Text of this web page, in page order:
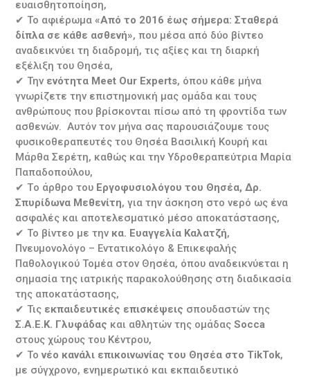
ευαισθητοποίηση,
✔ Το αφιέρωμα«Από το 2016 έως σήμερα: Σταθερά
δίπλα σε κάθε ασθενή», που μέσα από δύο βίντεο
αναδεικνύει τη διαδρομή, τις αξίες και τη διαρκή
εξέλιξη του Θησέα,
✔ Την ενότητα Meet Our Experts, όπου κάθε μήνα
γνωρίζετε την επιστημονική μας ομάδα και τους
ανθρώπους που βρίσκονται πίσω από τη φροντίδα των
ασθενών. Αυτόν τον μήνα σας παρουσιάζουμε τους
φυσικοθεραπευτές του Θησέα Βασιλική Κουρή και
Μάρθα Σερέτη, καθώς και την Υδροθεραπεύτρια Μαρία
Παπαδοπούλου,
✔ Τo άρθρο του Εργοφυσιολόγου του Θησέα, Δρ.
Σπυρίδωνα Μεθενίτη, για την άσκηση στο νερό ως ένα
ασφαλές και αποτελεσματικό μέσο αποκατάστασης,
✔ Το βίντεο με την κα. Ευαγγελία Καλατζή,
Πνευμονολόγο – Εντατικολόγο & Επικεφαλής
Παθολογικού Τομέα στον Θησέα, όπου αναδεικνύεται η
σημασία της ιατρικής παρακολούθησης στη διαδικασία
της αποκατάστασης,
✔ Τις εκπαιδευτικές επισκέψεις σπουδαστών της
Σ.Α.Ε.Κ. Γλυφάδας και αθλητών της ομάδαςSocca
στους χώρους του Κέντρου,
✔ Τονέο κανάλι επικοινωνίας του Θησέα στο TikTok,
με σύγχρονο, ενημερωτικό και εκπαιδευτικό